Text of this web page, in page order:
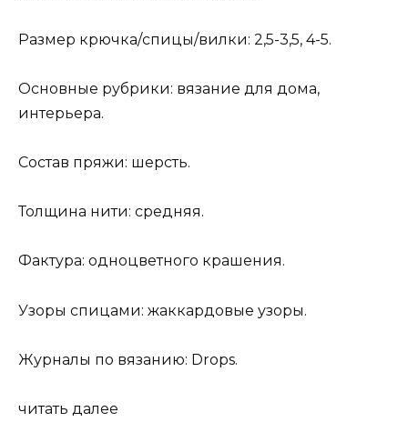
Размер крючка/спицы/вилки: 2,5-3,5, 4-5.
Основные рубрики: вязание для дома,
интерьера.
Состав пряжи: шерсть.
Толщина нити: средняя.
Фактура: одноцветного крашения.
Узоры спицами: жаккардовые узоры.
Журналы по вязанию: Drops.
читать далее